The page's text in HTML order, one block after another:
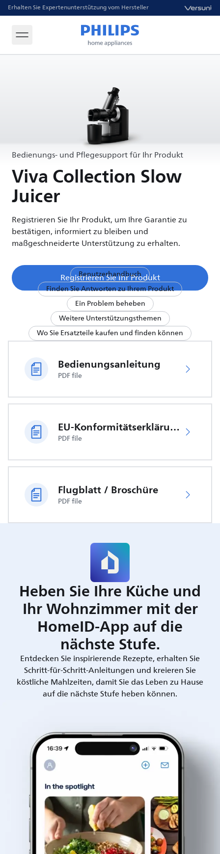
Erhalten Sie Expertenunterstützung vom Hersteller
Bedienungs- und Pflegesupport für Ihr Produkt
Viva Collection Slow
Juicer
Registrieren Sie Ihr Produkt, um Ihre Garantie zu
bestätigen, informiert zu bleiben und
maßgeschneiderte Unterstützung zu erhalten.
Registrieren Sie Ihr Produkt
Benutzerhandbuch
Finden Sie Antworten zu Ihrem Produkt
Ein Problem beheben
Weitere Unterstützungsthemen
Wo Sie Ersatzteile kaufen und finden können
Bedienungsanleitung
PDF file
EU-Konformitätserklärung
PDF file
Flugblatt / Broschüre
PDF file
Heben Sie Ihre Küche und
Ihr Wohnzimmer mit der
HomeID-App auf die
nächste Stufe.
Entdecken Sie inspirierende Rezepte, erhalten Sie
Schritt-für-Schritt-Anleitungen und kreieren Sie
köstliche Mahlzeiten, damit Sie das Leben zu Hause
auf die nächste Stufe heben können.